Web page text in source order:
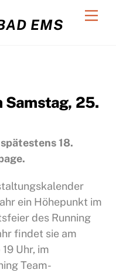
Samstag, 25.
18.
ein Höhepunkt im
des Running
findet sie am
Uhr, im
Team-